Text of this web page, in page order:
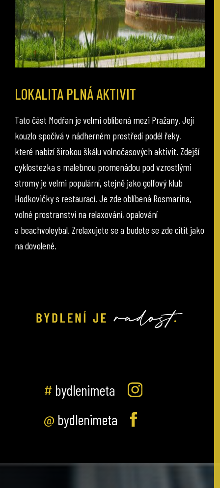
LOKALITA PLNÁ AKTIVIT
Tato část Modřan je velmi oblíbená mezi Pražany. Její
kouzlo spočívá v nádherném prostředí podél řeky,
které nabízí širokou škálu volnočasových aktivit. Zdejší
cyklostezka s malebnou promenádou pod vzrostlými
stromy je velmi populární, stejně jako golfový klub
Hodkovičky s restaurací. Je zde oblíbená Rosmarina,
volné prostranství na relaxování, opalování
a beachvoleybal. Zrelaxujete se a budete se zde cítit jako
na dovolené.
# bydlenimeta
@ bydlenimeta